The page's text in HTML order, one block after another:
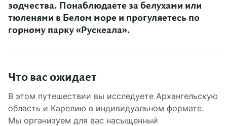
зодчества. Понаблюдаете за белухами или
тюленями в Белом море и прогуляетесь по
горному парку «Рускеала».
Что вас ожидает
В этом путешествии вы исследуете Архангельскую
область и Карелию в индивидуальном формате.
Мы организуем для вас насыщенный